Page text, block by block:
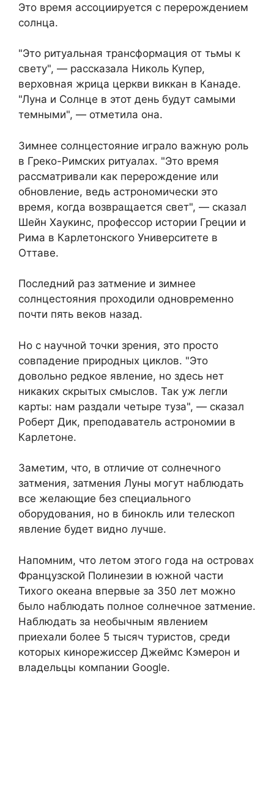
Это время ассоциируется с перерождением
солнца.
"Это ритуальная трансформация от тьмы к
свету", — рассказала Николь Купер,
верховная жрица церкви виккан в Канаде.
"Луна и Солнце в этот день будут самыми
темными", — отметила она.
Зимнее солнцестояние играло важную роль
в Греко-Римских ритуалах. "Это время
рассматривали как перерождение или
обновление, ведь астрономически это
время, когда возвращается свет", — сказал
Шейн Хаукинс, профессор истории Греции и
Рима в Карлетонского Университете в
Оттаве.
Последний раз затмение и зимнее
солнцестояния проходили одновременно
почти пять веков назад.
Но с научной точки зрения, это просто
совпадение природных циклов. "Это
довольно редкое явление, но здесь нет
никаких скрытых смыслов. Так уж легли
карты: нам раздали четыре туза", — сказал
Роберт Дик, преподаватель астрономии в
Карлетоне.
Заметим, что, в отличие от солнечного
затмения, затмения Луны могут наблюдать
все желающие без специального
оборудования, но в бинокль или телескоп
явление будет видно лучше.
Напомним, что летом этого года на островах
Французской Полинезии в южной части
Тихого океана впервые за 350 лет можно
было наблюдать полное солнечное затмение.
Наблюдать за необычным явлением
приехали более 5 тысяч туристов, среди
которых кинорежиссер Джеймс Кэмерон и
владельцы компании Google.